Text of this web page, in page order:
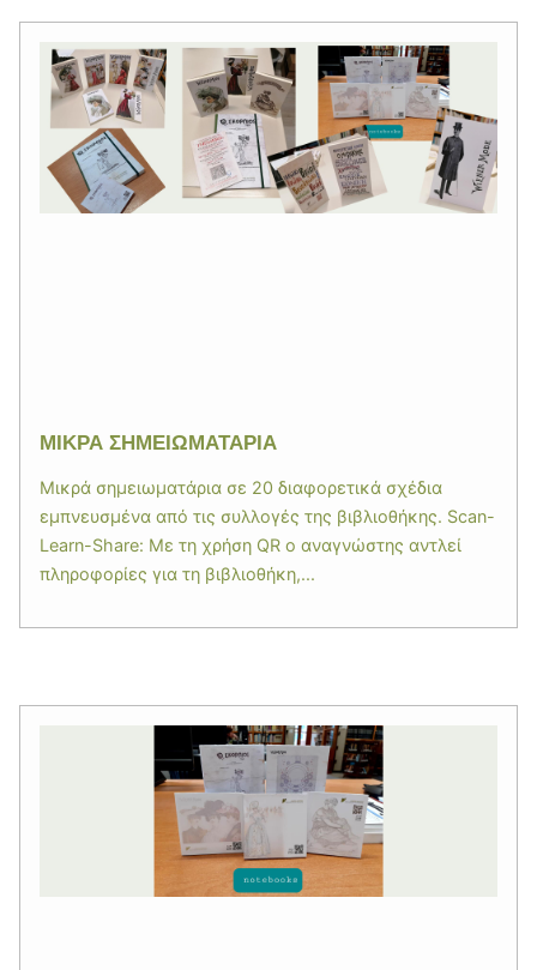
ΜΙΚΡΑ ΣΗΜΕΙΩΜΑΤΑΡΙΑ
Μικρά σημειωματάρια σε 20 διαφορετικά σχέδια
εμπνευσμένα από τις συλλογές της βιβλιοθήκης. Scan-
Learn-Share: Με τη χρήση QR ο αναγνώστης αντλεί
πληροφορίες για τη βιβλιοθήκη,...